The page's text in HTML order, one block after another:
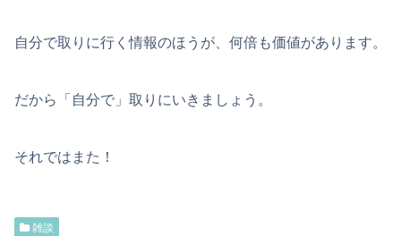
自分で取りに行く情報のほうが、何倍も価値があります。
だから「自分で」取りにいきましょう。
それではまた！
雑談